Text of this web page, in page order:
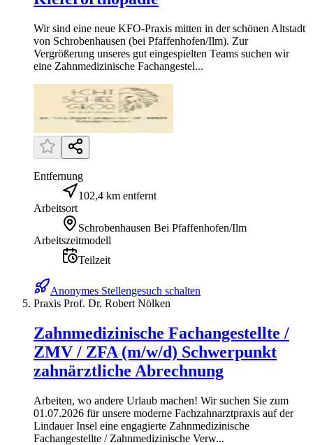
Wir sind eine neue KFO-Praxis mitten in der schönen Altstadt
von Schrobenhausen (bei Pfaffenhofen/Ilm). Zur
Vergrößerung unseres gut eingespielten Teams suchen wir
eine Zahnmedizinische Fachangestel...
Entfernung
102,4 km entfernt
Arbeitsort
Schrobenhausen Bei Pfaffenhofen/Ilm
Arbeitszeitmodell
Teilzeit
Anonymes Stellengesuch schalten
Praxis Prof. Dr. Robert Nölken
Zahnmedizinische Fachangestellte /
ZMV / ZFA (m/w/d) Schwerpunkt
zahnärztliche Abrechnung
Arbeiten, wo andere Urlaub machen! Wir suchen Sie zum
01.07.2026 für unsere moderne Fachzahnarztpraxis auf der
Lindauer Insel eine engagierte Zahnmedizinische
Fachangestellte / Zahnmedizinische Verw...